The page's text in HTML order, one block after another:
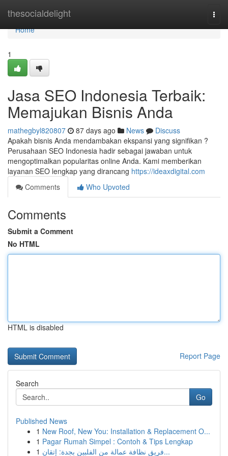
thesocialdelight
Home
Home
1
Jasa SEO Indonesia Terbaik:
Memajukan Bisnis Anda
mathegbyl820807 87 days ago News
Discuss
Apakah bisnis Anda mendambakan ekspansi yang signifikan ?
Perusahaan SEO Indonesia hadir sebagai jawaban untuk
mengoptimalkan popularitas online Anda. Kami memberikan
layanan SEO lengkap yang dirancang https://ideaxdigital.com
Comments
Who Upvoted
Comments
Submit a Comment
No HTML
HTML is disabled
Report Page
Search
Go
Published News
1 New Roof, New You: Installation & Replacement O...
1 Pagar Rumah Simpel : Contoh & Tips Lengkap
1
فريق نظافة عمالة من الفلبين بجدة: إتقان...